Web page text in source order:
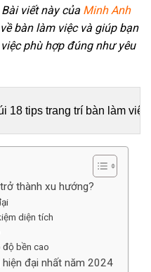
viết này của Minh Anh
bàn làm việc và giúp bạn
phù hợp đúng như yêu
18 tips trang trí bàn làm
thành xu hướng?
diện tích
độ bền cao
đại nhất năm 2024